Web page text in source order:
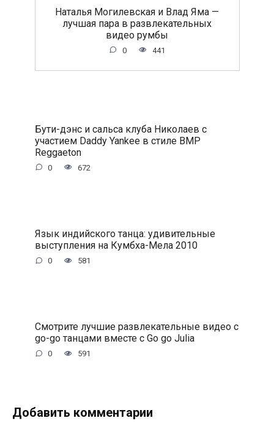
Наталья Могилевская и Влад Яма —
лучшая пара в развлекательных
видео румбы
0 441
Бути-дэнс и сальса клуба Николаев с
участием Daddy Yankee в стиле BMP
Reggaeton
0 672
Язык индийского танца: удивительные
выступления на Кумбха-Мела 2010
0 581
Смотрите лучшие развлекательные видео с
go-go танцами вместе с Go go Julia
0 591
Добавить комментарии